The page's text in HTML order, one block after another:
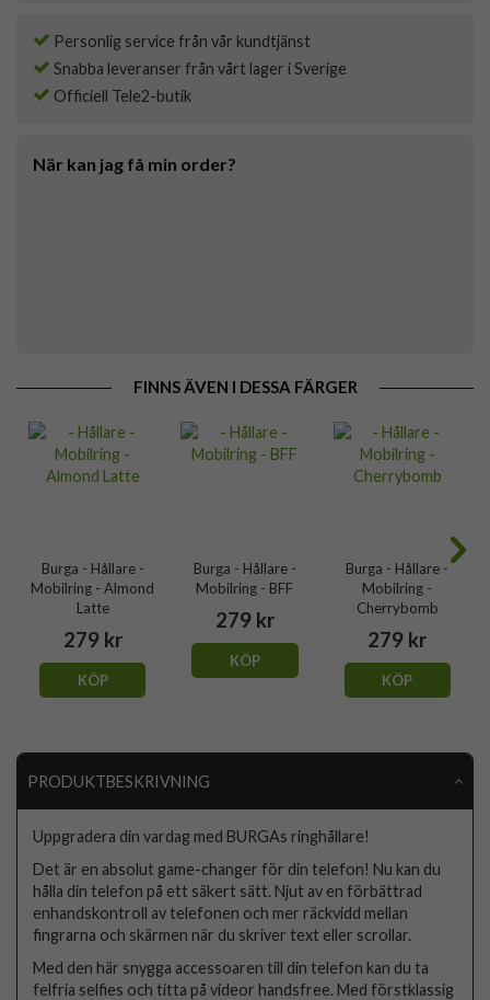
Personlig service från vår kundtjänst
Snabba leveranser från vårt lager i Sverige
Officiell Tele2-butik
När kan jag få min order?
FINNS ÄVEN I DESSA FÄRGER
Burga - Hållare -
Mobilring - Almond
Latte
279 kr
KÖP
Burga - Hållare -
Mobilring - BFF
279 kr
KÖP
Burga - Hållare -
Mobilring -
Cherrybomb
279 kr
KÖP
PRODUKTBESKRIVNING
Uppgradera din vardag med BURGAs ringhållare!
Det är en absolut game-changer för din telefon! Nu kan du
hålla din telefon på ett säkert sätt. Njut av en förbättrad
enhandskontroll av telefonen och mer räckvidd mellan
fingrarna och skärmen när du skriver text eller scrollar.
Med den här snygga accessoaren till din telefon kan du ta
felfria selfies och titta på videor handsfree. Med förstklassig